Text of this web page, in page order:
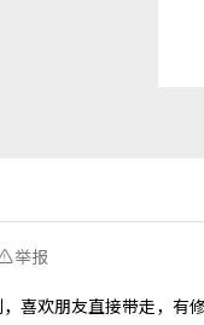
举报
喜欢朋友直接带走，有